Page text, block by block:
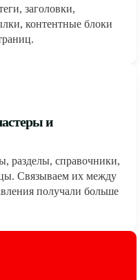
заголовки,
контентные блоки
и
разделы, справочники,
Связываем их между
получали больше